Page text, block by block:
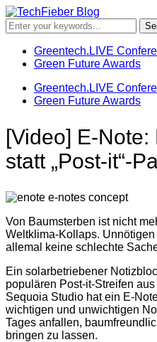
Greentech.LIVE
Green Future Awards
Greentech.LIVE
Green Future Awards
[Video] E-
statt „Post-it“-
Von Baumsterben ist nicht
Weltklima-Kollaps.
allemal keine schlechte
Ein solarbetriebener
populären Post-it-Streifen
Sequoia Studio hat ein E-
wichtigen und unwichtigen
Tages anfallen,
bringen zu lassen.